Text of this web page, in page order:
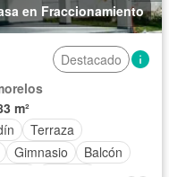
en Fraccionamiento
Destacado
m²
Terraza
Gimnasio
Balcón